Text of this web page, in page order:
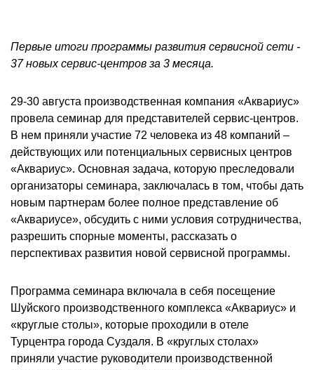
Первые итоги программы развития сервисной сети -
37 новых сервис-центров за 3 месяца.
29-30 августа производственная компания «Аквариус»
провела семинар для представителей сервис-центров.
В нем приняли участие 72 человека из 48 компаний –
действующих или потенциальных сервисных центров
«Аквариус». Основная задача, которую преследовали
организаторы семинара, заключалась в том, чтобы дать
новым партнерам более полное представление об
«Аквариусе», обсудить с ними условия сотрудничества,
разрешить спорные моменты, рассказать о
перспективах развития новой сервисной программы.
Программа семинара включала в себя посещение
Шуйского производственного комплекса «Аквариус» и
«круглые столы», которые проходили в отеле
Турцентра города Суздаля. В «круглых столах»
приняли участие руководители производственной